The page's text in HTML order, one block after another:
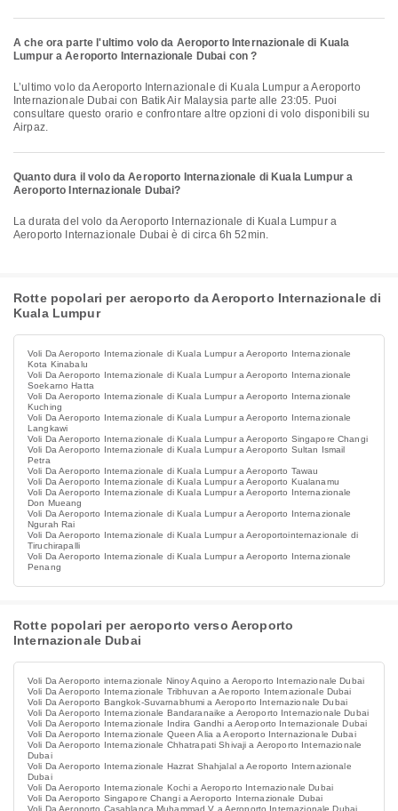
A che ora parte l'ultimo volo da Aeroporto Internazionale di Kuala
Lumpur a Aeroporto Internazionale Dubai con ?
L’ultimo volo da Aeroporto Internazionale di Kuala Lumpur a Aeroporto
Internazionale Dubai con Batik Air Malaysia parte alle 23:05. Puoi
consultare questo orario e confrontare altre opzioni di volo disponibili su
Airpaz.
Quanto dura il volo da Aeroporto Internazionale di Kuala Lumpur a
Aeroporto Internazionale Dubai?
La durata del volo da Aeroporto Internazionale di Kuala Lumpur a
Aeroporto Internazionale Dubai è di circa 6h 52min.
Rotte popolari per aeroporto da Aeroporto Internazionale di
Kuala Lumpur
Voli Da Aeroporto Internazionale di Kuala Lumpur a Aeroporto Internazionale
Kota Kinabalu
Voli Da Aeroporto Internazionale di Kuala Lumpur a Aeroporto Internazionale
Soekarno Hatta
Voli Da Aeroporto Internazionale di Kuala Lumpur a Aeroporto Internazionale
Kuching
Voli Da Aeroporto Internazionale di Kuala Lumpur a Aeroporto Internazionale
Langkawi
Voli Da Aeroporto Internazionale di Kuala Lumpur a Aeroporto Singapore Changi
Voli Da Aeroporto Internazionale di Kuala Lumpur a Aeroporto Sultan Ismail
Petra
Voli Da Aeroporto Internazionale di Kuala Lumpur a Aeroporto Tawau
Voli Da Aeroporto Internazionale di Kuala Lumpur a Aeroporto Kualanamu
Voli Da Aeroporto Internazionale di Kuala Lumpur a Aeroporto Internazionale
Don Mueang
Voli Da Aeroporto Internazionale di Kuala Lumpur a Aeroporto Internazionale
Ngurah Rai
Voli Da Aeroporto Internazionale di Kuala Lumpur a Aeroportointernazionale di
Tiruchirapalli
Voli Da Aeroporto Internazionale di Kuala Lumpur a Aeroporto Internazionale
Penang
Rotte popolari per aeroporto verso Aeroporto
Internazionale Dubai
Voli Da Aeroporto internazionale Ninoy Aquino a Aeroporto Internazionale Dubai
Voli Da Aeroporto Internazionale Tribhuvan a Aeroporto Internazionale Dubai
Voli Da Aeroporto Bangkok-Suvarnabhumi a Aeroporto Internazionale Dubai
Voli Da Aeroporto Internazionale Bandaranaike a Aeroporto Internazionale Dubai
Voli Da Aeroporto Internazionale Indira Gandhi a Aeroporto Internazionale Dubai
Voli Da Aeroporto Internazionale Queen Alia a Aeroporto Internazionale Dubai
Voli Da Aeroporto Internazionale Chhatrapati Shivaji a Aeroporto Internazionale
Dubai
Voli Da Aeroporto Internazionale Hazrat Shahjalal a Aeroporto Internazionale
Dubai
Voli Da Aeroporto Internazionale Kochi a Aeroporto Internazionale Dubai
Voli Da Aeroporto Singapore Changi a Aeroporto Internazionale Dubai
Voli Da Aeroporto Casablanca Muhammad V a Aeroporto Internazionale Dubai